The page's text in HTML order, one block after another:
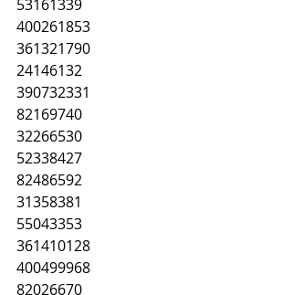
53161339
400261853
361321790
24146132
390732331
82169740
32266530
52338427
82486592
31358381
55043353
361410128
400499968
82026670